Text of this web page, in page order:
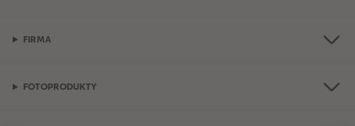
FIRMA
FOTOPRODUKTY